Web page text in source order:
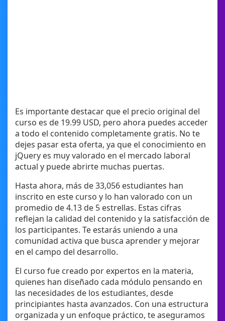
Es importante destacar que el precio original del
curso es de 19.99 USD, pero ahora puedes acceder
a todo el contenido completamente gratis. No te
dejes pasar esta oferta, ya que el conocimiento en
jQuery es muy valorado en el mercado laboral
actual y puede abrirte muchas puertas.
Hasta ahora, más de 33,056 estudiantes han
inscrito en este curso y lo han valorado con un
promedio de 4.13 de 5 estrellas. Estas cifras
reflejan la calidad del contenido y la satisfacción de
los participantes. Te estarás uniendo a una
comunidad activa que busca aprender y mejorar
en el campo del desarrollo.
El curso fue creado por expertos en la materia,
quienes han diseñado cada módulo pensando en
las necesidades de los estudiantes, desde
principiantes hasta avanzados. Con una estructura
organizada y un enfoque práctico, te aseguramos